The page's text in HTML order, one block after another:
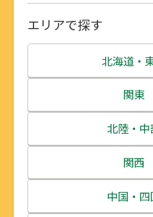
エリアで探す
北海道・
北海道
青森県
岩手県
宮城県
関東
茨城県
栃木県
群馬県
北陸・中
新潟県
富山県
関西
三重県
中国・四